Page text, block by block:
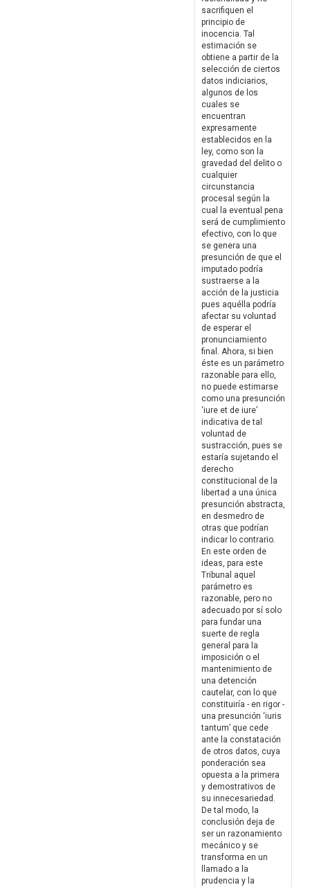
sacrifiquen el
principio de
inocencia. Tal
estimación se
obtiene a partir de la
selección de ciertos
datos indiciarios,
algunos de los
cuales se
encuentran
expresamente
establecidos en la
ley, como son la
gravedad del delito o
cualquier
circunstancia
procesal según la
cual la eventual pena
será de cumplimiento
efectivo, con lo que
se genera una
presunción de que el
imputado podría
sustraerse a la
acción de la justicia
pues aquélla podría
afectar su voluntad
de esperar el
pronunciamiento
final. Ahora, si bien
éste es un parámetro
razonable para ello,
no puede estimarse
como una presunción
‘iure et de iure’
indicativa de tal
voluntad de
sustracción, pues se
estaría sujetando el
derecho
constitucional de la
libertad a una única
presunción abstracta,
en desmedro de
otras que podrían
indicar lo contrario.
En este orden de
ideas, para este
Tribunal aquel
parámetro es
razonable, pero no
adecuado por sí solo
para fundar una
suerte de regla
general para la
imposición o el
mantenimiento de
una detención
cautelar, con lo que
constituiría - en rigor -
una presunción ‘iuris
tantum’ que cede
ante la constatación
de otros datos, cuya
ponderación sea
opuesta a la primera
y demostrativos de
su innecesariedad.
De tal modo, la
conclusión deja de
ser un razonamiento
mecánico y se
transforma en un
llamado a la
prudencia y la